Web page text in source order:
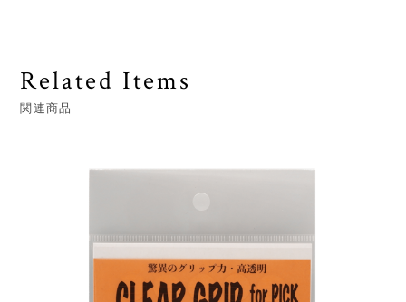
Related Items
関連商品